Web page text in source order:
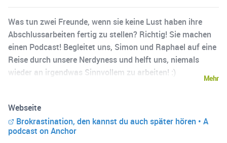
Was tun zwei Freunde, wenn sie keine Lust haben ihre
Abschlussarbeiten fertig zu stellen? Richtig! Sie machen
einen Podcast! Begleitet uns, Simon und Raphael auf eine
Reise durch unsere Nerdyness und helft uns, niemals
wieder an irgendwas Sinnvollem zu arbeiten! :)
Mehr
Webseite
Brokrastination, den kannst du auch später hören • A
podcast on Anchor